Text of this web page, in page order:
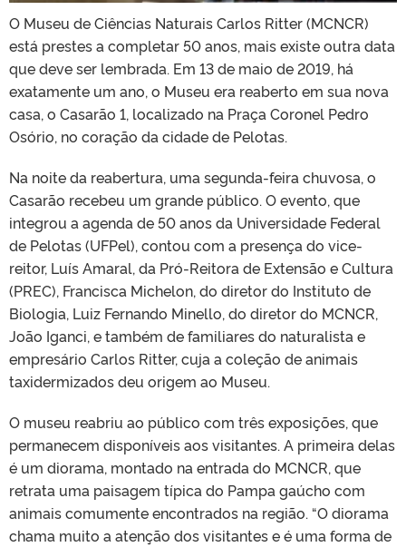
O Museu de Ciências Naturais Carlos Ritter (MCNCR)
está prestes a completar 50 anos, mais existe outra data
que deve ser lembrada. Em 13 de maio de 2019, há
exatamente um ano, o Museu era reaberto em sua nova
casa, o Casarão 1, localizado na Praça Coronel Pedro
Osório, no coração da cidade de Pelotas.
Na noite da reabertura, uma segunda-feira chuvosa, o
Casarão recebeu um grande público. O evento, que
integrou a agenda de 50 anos da Universidade Federal
de Pelotas (UFPel), contou com a presença do vice-
reitor, Luís Amaral, da Pró-Reitora de Extensão e Cultura
(PREC), Francisca Michelon, do diretor do Instituto de
Biologia, Luiz Fernando Minello, do diretor do MCNCR,
João Iganci, e também de familiares do naturalista e
empresário Carlos Ritter, cuja a coleção de animais
taxidermizados deu origem ao Museu.
O museu reabriu ao público com três exposições, que
permanecem disponíveis aos visitantes. A primeira delas
é um diorama, montado na entrada do MCNCR, que
retrata uma paisagem típica do Pampa gaúcho com
animais comumente encontrados na região. “O diorama
chama muito a atenção dos visitantes e é uma forma de